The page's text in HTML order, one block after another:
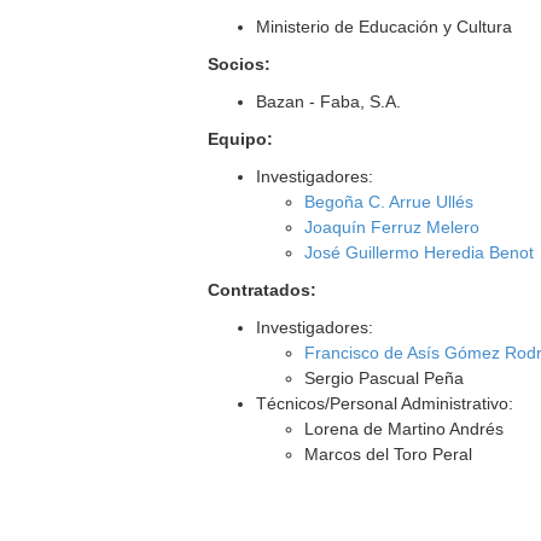
Ministerio de Educación y Cultura
Socios:
Bazan - Faba, S.A.
Equipo:
Investigadores:
Begoña C. Arrue Ullés
Joaquín Ferruz Melero
José Guillermo Heredia Benot
Contratados:
Investigadores:
Francisco de Asís Gómez
Sergio Pascual Peña
Técnicos/Personal Administrativo:
Lorena de Martino Andrés
Marcos del Toro Peral